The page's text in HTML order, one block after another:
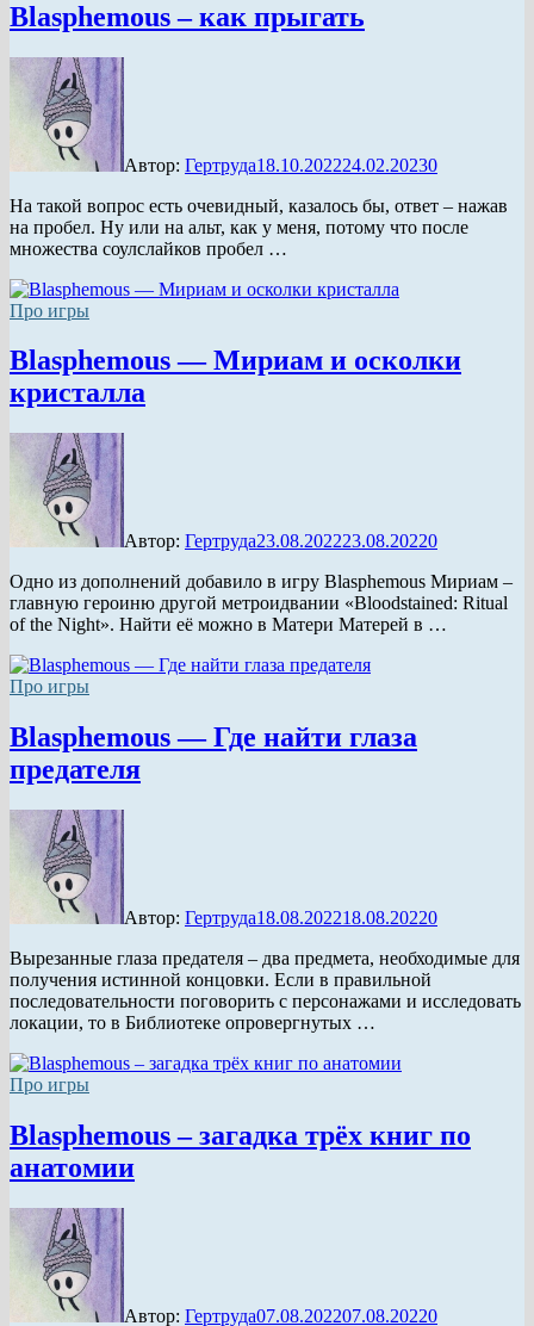
Blasphemous – как прыгать
Автор: Гертруда18.10.202224.02.20230
На такой вопрос есть очевидный, казалось бы, ответ – нажав
на пробел. Ну или на альт, как у меня, потому что после
множества соулслайков пробел …
Про игры
Blasphemous — Мириам и осколки
кристалла
Автор: Гертруда23.08.202223.08.20220
Одно из дополнений добавило в игру Blasphemous Мириам –
главную героиню другой метроидвании «Bloodstained: Ritual
of the Night». Найти её можно в Матери Матерей в …
Про игры
Blasphemous — Где найти глаза
предателя
Автор: Гертруда18.08.202218.08.20220
Вырезанные глаза предателя – два предмета, необходимые для
получения истинной концовки. Если в правильной
последовательности поговорить с персонажами и исследовать
локации, то в Библиотеке опровергнутых …
Про игры
Blasphemous – загадка трёх книг по
анатомии
Автор: Гертруда07.08.202207.08.20220